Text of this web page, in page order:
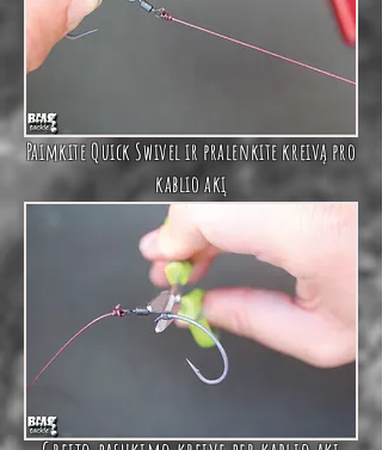
PaimkiteQuick Swivelir pralenkite kreivą pro
kablio akį